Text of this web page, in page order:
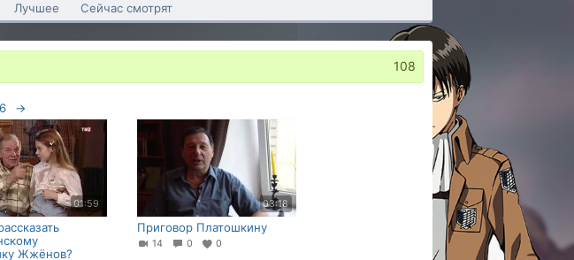
Лучшее Сейчас смотрят
108
6 →
01:59
Жжёнов?
03:18
Приговор Платошкину
14 0 0